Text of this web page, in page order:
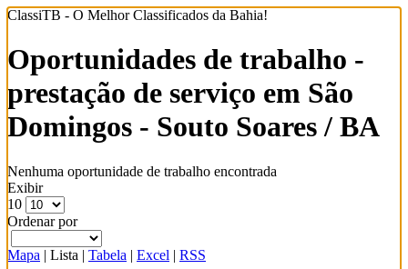
ClassiTB - O Melhor Classificados da Bahia!
Oportunidades de trabalho -
prestação de serviço em São
Domingos - Souto Soares / BA
Nenhuma oportunidade de trabalho encontrada
Exibir
10
Ordenar por
Mapa | Lista | Tabela | Excel | RSS